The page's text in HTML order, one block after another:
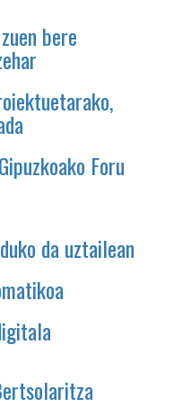
bere
Foru
da uztailean